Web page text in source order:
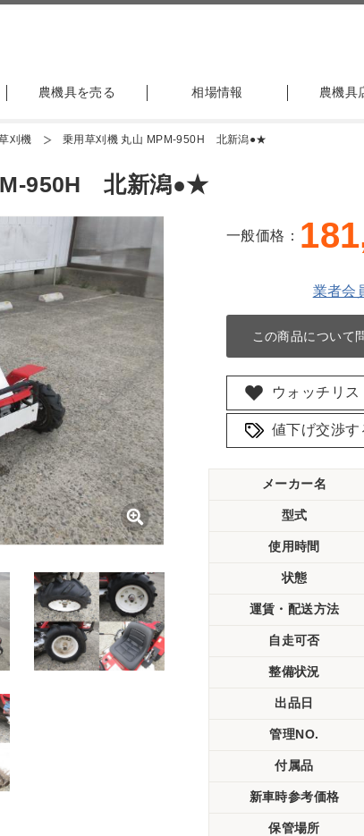
農機具を売る 相場情報 農機具
刈機 乗用草刈機 丸山 MPM-950H 北新潟●★
950H 北新潟●★
一般価格：
業者会
この商品について
ウォッチリス
値下げ交渉す
メーカー名
型式
使用時間
状態
運賃・配送方法
自走可否
整備状況
出品日
管理NO.
付属品
新車時参考価格
保管場所